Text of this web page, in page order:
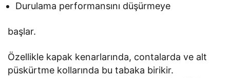
Durulama performansını düşürmeye
başlar.
Özellikle kapak kenarlarında, contalarda ve alt
püskürtme kollarında bu tabaka birikir.